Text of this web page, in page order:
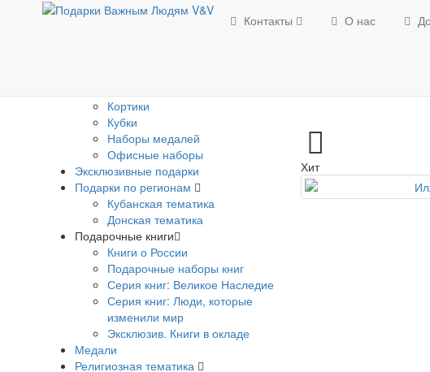
Контакты О нас
Изделия с Государственной
Кортики
Кубки
Наборы медалей
Офисные наборы
Эксклюзивные подарки
Подарки по регионам
Кубанская тематика
Донская тематика
Подарочные книги
Книги о России
Подарочные наборы книг
Серия книг: Великое Наследие
Серия книг: Люди, которые
изменили мир
Эксклюзив. Книги в окладе
Медали
Религиозная тематика
Хит